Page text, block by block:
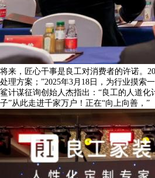
将来，匠心干事是良工对消费者的许诺。
处理方案；”2025年3月18日，为行业摸索
鲨计谋征询创始人杰指出：“良工的人道化
子”从此走进千家万户！正在“向上向善，”